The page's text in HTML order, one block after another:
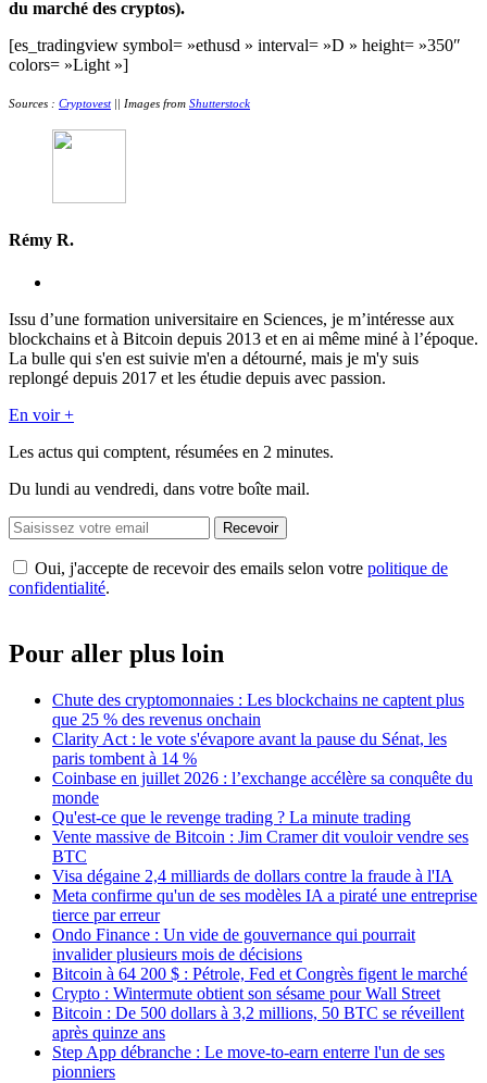
du marché des cryptos).
[es_tradingview symbol= »ethusd » interval= »D » height= »350″
colors= »Light »]
Sources : Cryptovest|| Images from Shutterstock
Rémy R.
Issu d’une formation universitaire en Sciences, je m’intéresse aux
blockchains et à Bitcoin depuis 2013 et en ai même miné à l’époque.
La bulle qui s'en est suivie m'en a détourné, mais je m'y suis
replongé depuis 2017 et les étudie depuis avec passion.
En voir +
Les actus qui comptent, résumées en 2 minutes.
Du lundi au vendredi, dans votre boîte mail.
Recevoir
Oui, j'accepte de recevoir des emails selon votre politique de
confidentialité.
Pour aller plus loin
Chute des cryptomonnaies : Les blockchains ne captent plus
que 25 % des revenus onchain
Clarity Act : le vote s'évapore avant la pause du Sénat, les
paris tombent à 14 %
Coinbase en juillet 2026 : l’exchange accélère sa conquête du
monde
Qu'est-ce que le revenge trading ? La minute trading
Vente massive de Bitcoin : Jim Cramer dit vouloir vendre ses
BTC
Visa dégaine 2,4 milliards de dollars contre la fraude à l'IA
Meta confirme qu'un de ses modèles IA a piraté une entreprise
tierce par erreur
Ondo Finance : Un vide de gouvernance qui pourrait
invalider plusieurs mois de décisions
Bitcoin à 64 200 $ : Pétrole, Fed et Congrès figent le marché
Crypto : Wintermute obtient son sésame pour Wall Street
Bitcoin : De 500 dollars à 3,2 millions, 50 BTC se réveillent
après quinze ans
Step App débranche : Le move-to-earn enterre l'un de ses
pionniers